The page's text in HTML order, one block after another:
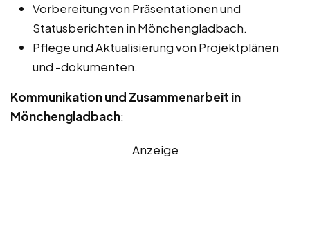
Vorbereitung von Präsentationen und
Statusberichten in Mönchengladbach.
Pflege und Aktualisierung von Projektplänen
und -dokumenten.
Kommunikation und Zusammenarbeit in
Mönchengladbach:
Anzeige